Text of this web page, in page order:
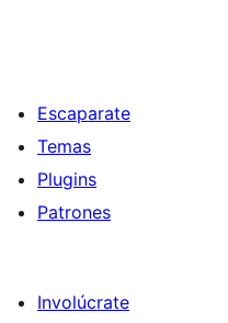
Escaparate
Temas
Plugins
Patrones
Involúcrate